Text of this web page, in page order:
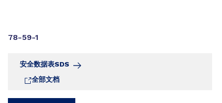
78-59-1
安全数据表SDS
全部文档